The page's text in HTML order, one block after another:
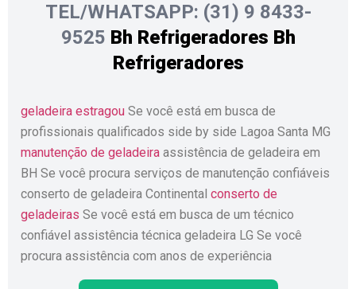
TEL/WHATSAPP: (31) 9 8433-
9525 Bh Refrigeradores Bh
Refrigeradores
geladeira estragou Se você está em busca de
profissionais qualificados side by side Lagoa Santa MG
manutenção de geladeira assistência de geladeira em
BH Se você procura serviços de manutenção confiáveis
conserto de geladeira Continental conserto de
geladeiras Se você está em busca de um técnico
confiável assistência técnica geladeira LG Se você
procura assistência com anos de experiência